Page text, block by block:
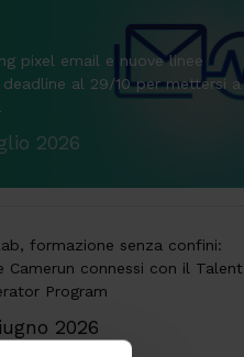
pixel email e nuove linee
deadline al 29/10 per mettersi a
2026
formazione senza confini:
Camerun connessi con il Talent
Program
2026